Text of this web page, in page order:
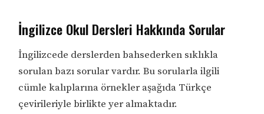
İngilizce Okul Dersleri Hakkında Sorular
İngilizcede derslerden bahsederken sıklıkla
sorulan bazı sorular vardır. Bu sorularla ilgili
cümle kalıplarına örnekler aşağıda Türkçe
çevirileriyle birlikte yer almaktadır.